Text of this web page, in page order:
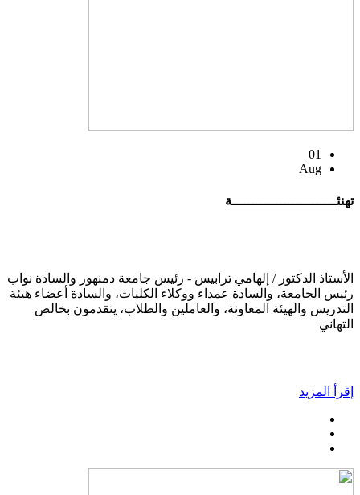
01
Aug
تهنئــــــــــــــــــــــــــة
الأستاذ الدكتور / إلهامي ترابيس - رئيس جامعة دمنهور والسادة نواب
رئيس الجامعة، والسادة عمداء ووكلاء الكليات، والسادة أعضاء هيئة
التدريس والهيئة المعاونة، والعاملين والطلاب، يتقدمون بخالص
التهاني
إقرأ المزيد